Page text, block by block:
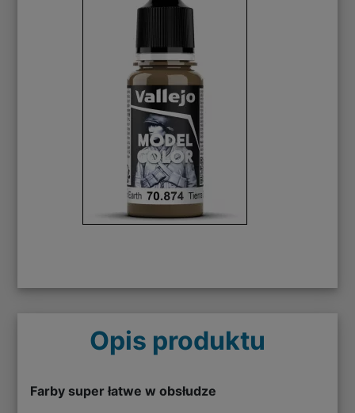
Opis produktu
Farby super łatwe w obsłudze